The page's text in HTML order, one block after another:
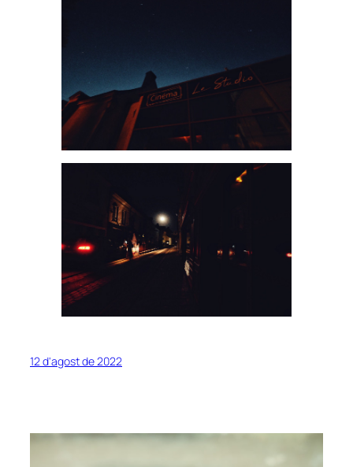
12 d'agost de 2022